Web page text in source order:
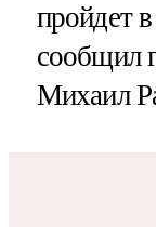
пройдет
сообщил
Михаил